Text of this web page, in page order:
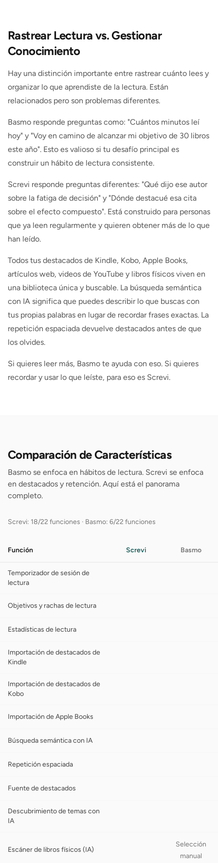
Rastrear Lectura vs. Gestionar
Conocimiento
Hay una distinción importante entre rastrear cuánto lees y
organizar lo que aprendiste de la lectura. Están
relacionados pero son problemas diferentes.
Basmo responde preguntas como: "Cuántos minutos leí
hoy" y "Voy en camino de alcanzar mi objetivo de 30 libros
este año". Esto es valioso si tu desafío principal es
construir un hábito de lectura consistente.
Screvi responde preguntas diferentes: "Qué dijo ese autor
sobre la fatiga de decisión" y "Dónde destacué esa cita
sobre el efecto compuesto". Está construido para personas
que ya leen regularmente y quieren obtener más de lo que
han leído.
Todos tus destacados de Kindle, Kobo, Apple Books,
artículos web, videos de YouTube y libros físicos viven en
una biblioteca única y buscable. La búsqueda semántica
con IA significa que puedes describir lo que buscas con
tus propias palabras en lugar de recordar frases exactas. La
repetición espaciada devuelve destacados antes de que
los olvides.
Si quieres leer más, Basmo te ayuda con eso. Si quieres
recordar y usar lo que leíste, para eso es Screvi.
Comparación de Características
Basmo se enfoca en hábitos de lectura. Screvi se enfoca
en destacados y retención. Aquí está el panorama
completo.
Screvi: 18/22 funciones · Basmo: 6/22 funciones
Función Screvi Basmo
Temporizador de sesión de
lectura
Objetivos y rachas de lectura
Estadísticas de lectura
Importación de destacados de
Kindle
Importación de destacados de
Kobo
Importación de Apple Books
Búsqueda semántica con IA
Repetición espaciada
Fuente de destacados
Descubrimiento de temas con
IA
Escáner de libros físicos (IA)
Selección
manual